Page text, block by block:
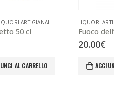
ARTIGIANALI
50 cl
AL CARRELLO
LIQUORI
Fuoco
20.00€